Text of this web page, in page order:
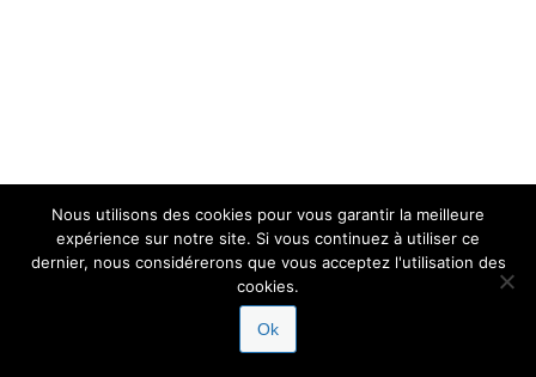
Nous utilisons des cookies pour vous garantir la meilleure
expérience sur notre site. Si vous continuez à utiliser ce
dernier, nous considérerons que vous acceptez l'utilisation des
cookies.
Ok